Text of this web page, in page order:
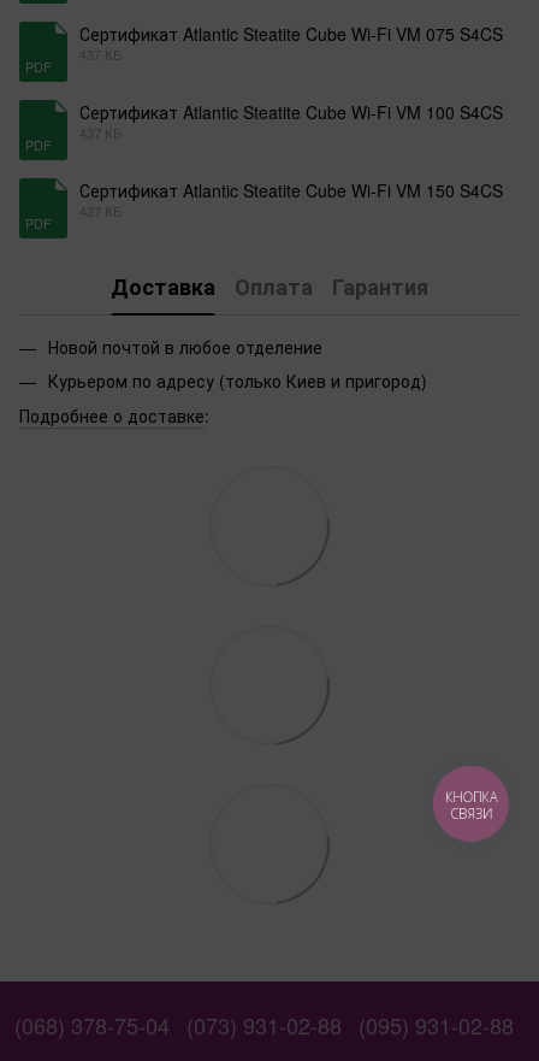
PDF
Сертификат Atlantic Steatite Cube Wi-Fi VM 075 S4CS
437 КБ
PDF
Сертификат Atlantic Steatite Cube Wi-Fi VM 100 S4CS
437 КБ
PDF
Сертификат Atlantic Steatite Cube Wi-Fi VM 150 S4CS
437 КБ
Доставка Оплата Гарантия
Новой почтой в любое отделение
Курьером по адресу (только Киев и пригород)
Подробнее о доставке:
(068) 378-75-04 (073) 931-02-88 (095) 931-02-88
КНОПКА
СВЯЗИ